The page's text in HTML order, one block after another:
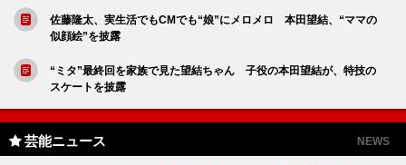
佐藤隆太、実生活でもCMでも“娘”にメロメロ 本田望結、“ママの
似顔絵”を披露
“ミタ”最終回を家族で見た望結ちゃん 子役の本田望結が、特技の
スケートを披露
芸能ニュース NEWS